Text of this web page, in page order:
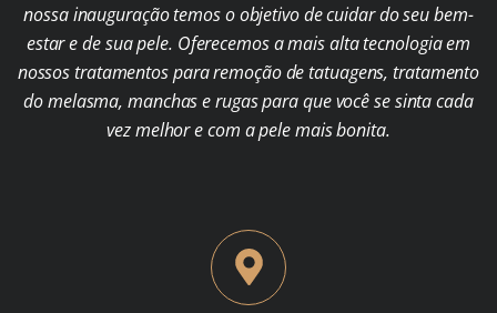
nossa inauguração temos o objetivo de cuidar do seu bem-
estar e de sua pele. Oferecemos a mais alta tecnologia em
nossos tratamentos para remoção de tatuagens, tratamento
do melasma, manchas e rugas para que você se sinta cada
vez melhor e com a pele mais bonita.